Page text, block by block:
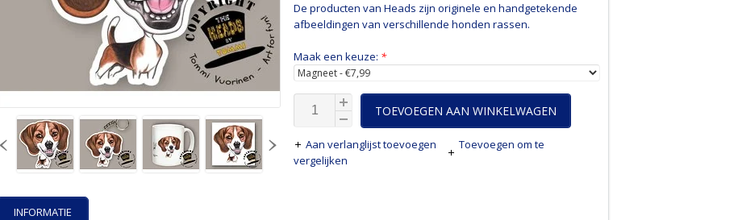
De producten van Heads zijn originele en handgetekende
afbeeldingen van verschillende honden rassen.
Maak een keuze: *
TOEVOEGEN AAN WINKELWAGEN
Aan verlanglijst toevoegen
Toevoegen om te
vergelijken
INFORMATIE